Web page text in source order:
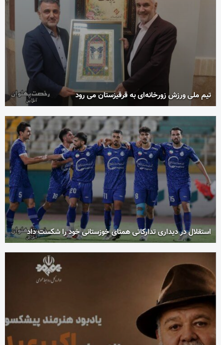
تیم ملی ورزش زورخانه‌ای به قرقیزستان می رود
استقلال در دیداری تدارکاتی همتای خوزستانی خود را شکست داد